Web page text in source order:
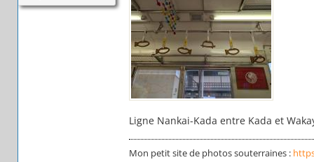
Ligne Nankai-Kada entre Kada et
Mon petit site de photos souterraines :